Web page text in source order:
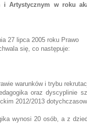
i Artystycznym w roku
27 lipca 2005 roku Prawo
się, co następuje:
warunków i trybu
oraz dyscyplinie
2012/2013
wynosi 20 osób, a z